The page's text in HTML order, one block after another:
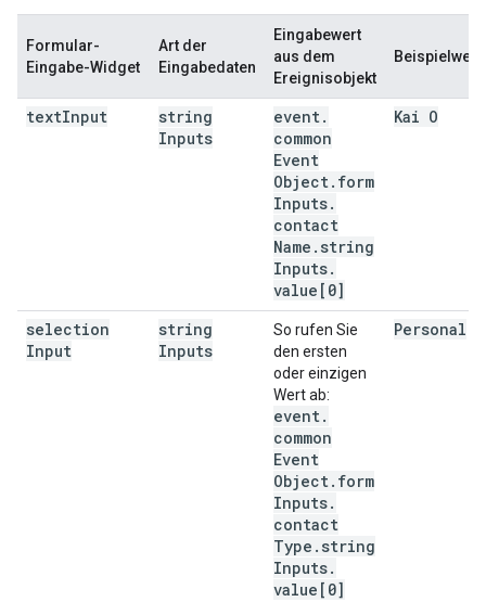
Formular-
Eingabe-Widget
Art der
Eingabedaten
Eingabewert
aus dem
Ereignisobjekt
Beispielwert
textInput
string
Inputs
event.
common
Event
Object. form
Inputs.
contact
Name . string
Inputs.
value[0]
Kai O
selection
Input
string
Inputs
So rufen Sie
den ersten
oder einzigen
Wert ab:
event.
common
Event
Object. form
Inputs.
contact
Type . string
Inputs.
value[0]
Personal